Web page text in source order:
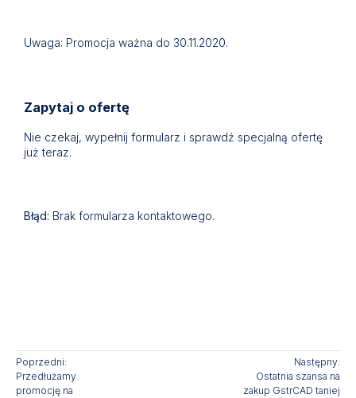
Uwaga: Promocja ważna do 30.11.2020.
Zapytaj o ofertę
Nie czekaj, wypełnij formularz i sprawdź specjalną ofertę
już teraz.
Błąd: Brak formularza kontaktowego.
Poprzedni:
Przedłużamy
promocję na
Następny:
Ostatnia szansa na
zakup GstrCAD taniej